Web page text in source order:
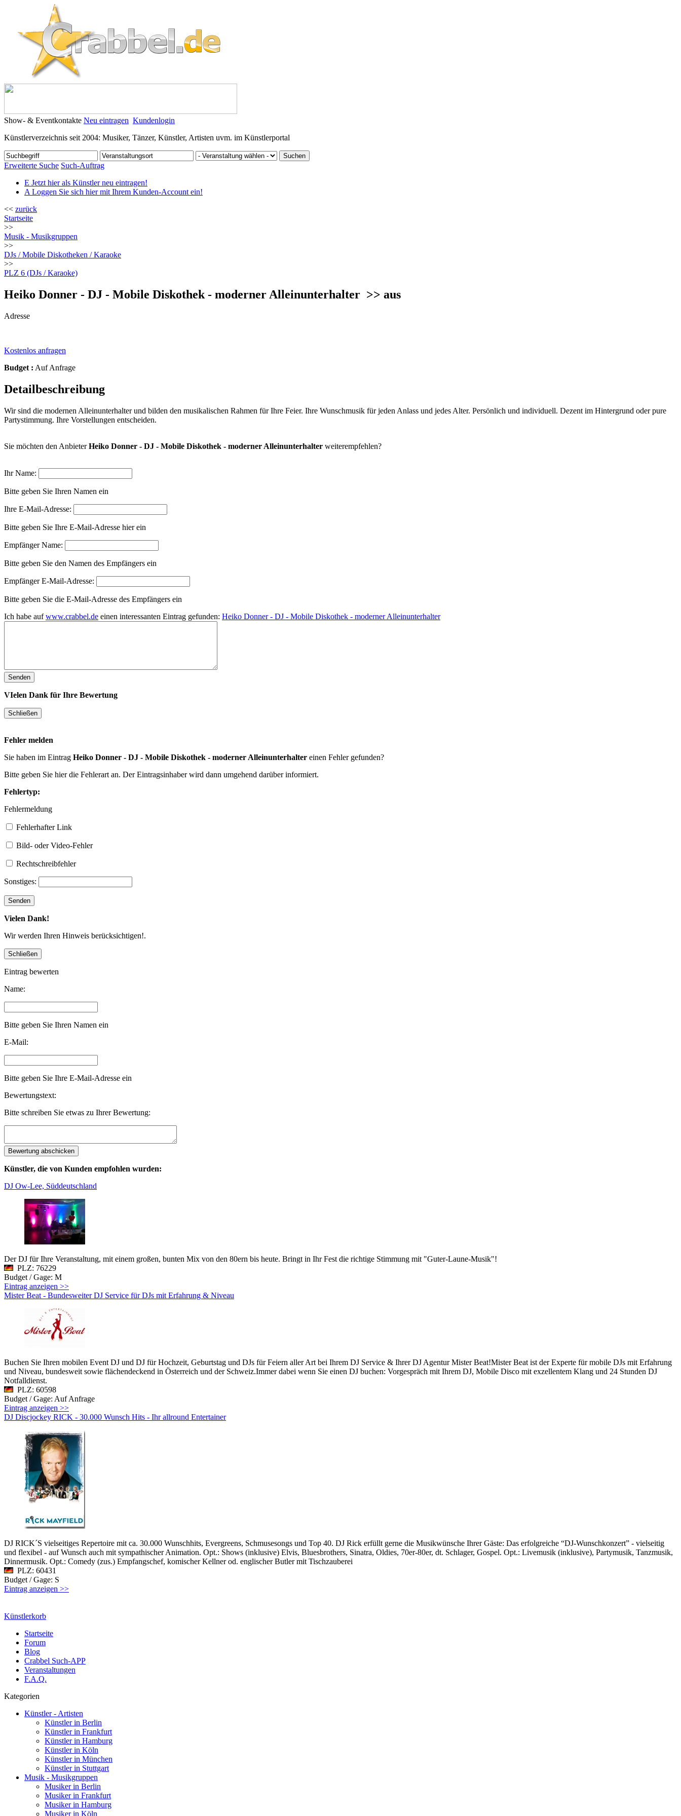
Show- & Eventkontakte Neu eintragen Kundenlogin
Künstlerverzeichnis seit 2004: Musiker, Tänzer, Künstler, Artisten uvm. im Künstlerportal
Erweiterte Suche Such-Auftrag
E Jetzt hier als Künstler neu eintragen!
A Loggen Sie sich hier mit Ihrem Kunden-Account ein!
<< zurück
Startseite
>>
Musik - Musikgruppen
>>
DJs / Mobile Diskotheken / Karaoke
>>
PLZ 6 (DJs / Karaoke)
Heiko Donner - DJ - Mobile Diskothek - moderner Alleinunterhalter >> aus
Adresse
Kostenlos anfragen
Budget : Auf Anfrage
Detailbeschreibung
Wir sind die modernen Alleinunterhalter und bilden den musikalischen Rahmen für Ihre Feier. Ihre Wunschmusik für jeden Anlass und jedes Alter. Persönlich und individuell. Dezent im Hintergrund oder pure
Partystimmung. Ihre Vorstellungen entscheiden.
Sie möchten den AnbieterHeiko Donner - DJ - Mobile Diskothek - moderner Alleinunterhalter weiterempfehlen?
Ihr Name:
Bitte geben Sie Ihren Namen ein
Ihre E-Mail-Adresse:
Bitte geben Sie Ihre E-Mail-Adresse hier ein
Empfänger Name:
Bitte geben Sie den Namen des Empfängers ein
Empfänger E-Mail-Adresse:
Bitte geben Sie die E-Mail-Adresse des Empfängers ein
Ich habe aufwww.crabbel.de einen interessanten Eintrag gefunden: Heiko Donner - DJ - Mobile Diskothek - moderner Alleinunterhalter
VIelen Dank für Ihre Bewertung
Fehler melden
Sie haben im Eintrag Heiko Donner - DJ - Mobile Diskothek - moderner Alleinunterhalter einen Fehler gefunden?
Bitte geben Sie hier die Fehlerart an. Der Eintragsinhaber wird dann umgehend darüber informiert.
Fehlertyp:
Fehlermeldung
Fehlerhafter Link
Bild- oder Video-Fehler
Rechtschreibfehler
Sonstiges:
Vielen Dank!
Wir werden Ihren Hinweis berücksichtigen!.
Eintrag bewerten
Name:
Bitte geben Sie Ihren Namen ein
E-Mail:
Bitte geben Sie Ihre E-Mail-Adresse ein
Bewertungstext:
Bitte schreiben Sie etwas zu Ihrer Bewertung:
Künstler, die von Kunden empfohlen wurden:
DJ Ow-Lee, Süddeutschland
Der DJ für Ihre Veranstaltung, mit einem großen, bunten Mix von den 80ern bis heute. Bringt in Ihr Fest die richtige Stimmung mit "Guter-Laune-Musik"!
PLZ: 76229
Budget / Gage: M
Eintrag anzeigen >>
Mister Beat - Bundesweiter DJ Service für DJs mit Erfahrung & Niveau
Buchen Sie Ihren mobilen Event DJ und DJ für Hochzeit, Geburtstag und DJs für Feiern aller Art bei Ihrem DJ Service & Ihrer DJ Agentur Mister Beat!Mister Beat ist der Experte für mobile DJs mit Erfahrung
und Niveau, bundesweit sowie flächendeckend in Österreich und der Schweiz.Immer dabei wenn Sie einen DJ buchen: Vorgespräch mit Ihrem DJ, Mobile Disco mit exzellentem Klang und 24 Stunden DJ
Notfalldienst.
PLZ: 60598
Budget / Gage: Auf Anfrage
Eintrag anzeigen >>
DJ Discjockey RICK - 30.000 Wunsch Hits - Ihr allround Entertainer
DJ RICK´S vielseitiges Repertoire mit ca. 30.000 Wunschhits, Evergreens, Schmusesongs und Top 40. DJ Rick erfüllt gerne die Musikwünsche Ihrer Gäste: Das erfolgreiche “DJ-Wunschkonzert” - vielseitig
und flexibel - auf Wunsch auch mit sympathischer Animation. Opt.: Shows (inklusive) Elvis, Bluesbrothers, Sinatra, Oldies, 70er-80er, dt. Schlager, Gospel. Opt.: Livemusik (inklusive), Partymusik, Tanzmusik,
Dinnermusik. Opt.: Comedy (zus.) Empfangschef, komischer Kellner od. englischer Butler mit Tischzauberei
PLZ: 60431
Budget / Gage: S
Eintrag anzeigen >>
Künstlerkorb
Startseite
Forum
Blog
Crabbel Such-APP
Veranstaltungen
F.A.Q.
Kategorien
Künstler - Artisten
Künstler in Berlin
Künstler in Frankfurt
Künstler in Hamburg
Künstler in Köln
Künstler in München
Künstler in Stuttgart
Musik - Musikgruppen
Musiker in Berlin
Musiker in Frankfurt
Musiker in Hamburg
Musiker in Köln